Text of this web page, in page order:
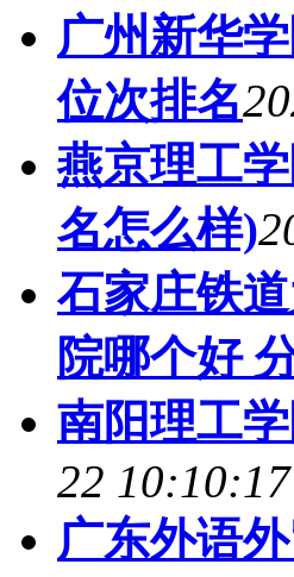
广州新华
位次排名
燕京理工
名怎么样)
石家庄铁
院哪个好
南阳理工
22 10:10:17
广东外语